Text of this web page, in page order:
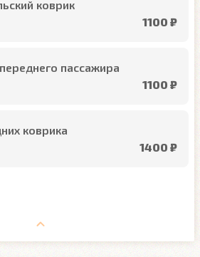
коврик
1100 ₽
пассажира
1100 ₽
коврика
1400 ₽